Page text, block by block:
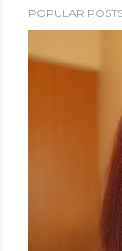
t
a
POPULAR